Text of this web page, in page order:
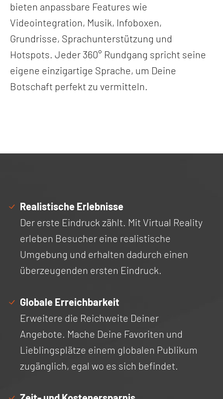
bieten anpassbare Features wie
Videointegration, Musik, Infoboxen,
Grundrisse, Sprachunterstützung und
Hotspots. Jeder 360° Rundgang spricht seine
eigene einzigartige Sprache, um Deine
Botschaft perfekt zu vermitteln.
Realistische Erlebnisse
Der erste Eindruck zählt. Mit Virtual Reality
erleben Besucher eine realistische
Umgebung und erhalten dadurch einen
überzeugenden ersten Eindruck.
Globale Erreichbarkeit
Erweitere die Reichweite Deiner
Angebote. Mache Deine Favoriten und
Lieblingsplätze einem globalen Publikum
zugänglich, egal wo es sich befindet.